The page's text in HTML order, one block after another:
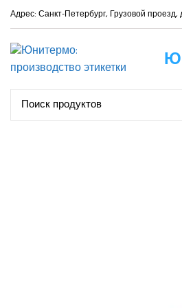
Адрес: Санкт-Петербург, Грузовой проезд,